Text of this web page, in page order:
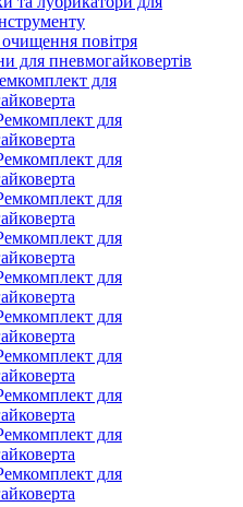
повітря
для пневмогайковертів
для
для
для
для
для
для
для
для
для
для
для